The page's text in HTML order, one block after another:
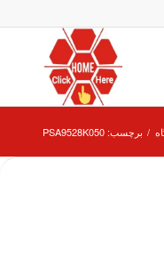
/ برچسب: PSA9528K050